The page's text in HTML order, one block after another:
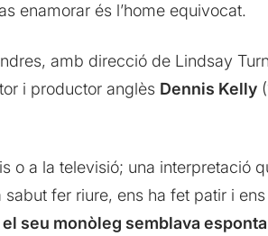
enamorar és l’home equivocat.
amb direcció de Lindsay
i productor anglès Dennis Kelly
o a la televisió; una interpretació
sabut fer riure, ens ha fet patir i
seu monòleg semblava